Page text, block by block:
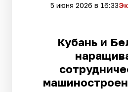
5 июня 2026 в 16:33
Кубань и